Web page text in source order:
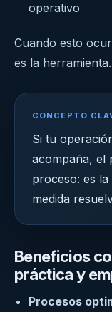
operativo
Cuando esto
es la herramienta.
CONCEPTO
Si tu
acompaña, el
proceso: es
medida
Beneficios
práctica y
Procesos